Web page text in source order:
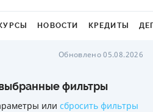
НОВОСТИ КРЕДИТЫ
Обновлено 05.08.2026
фильтры
или сбросить фильтры